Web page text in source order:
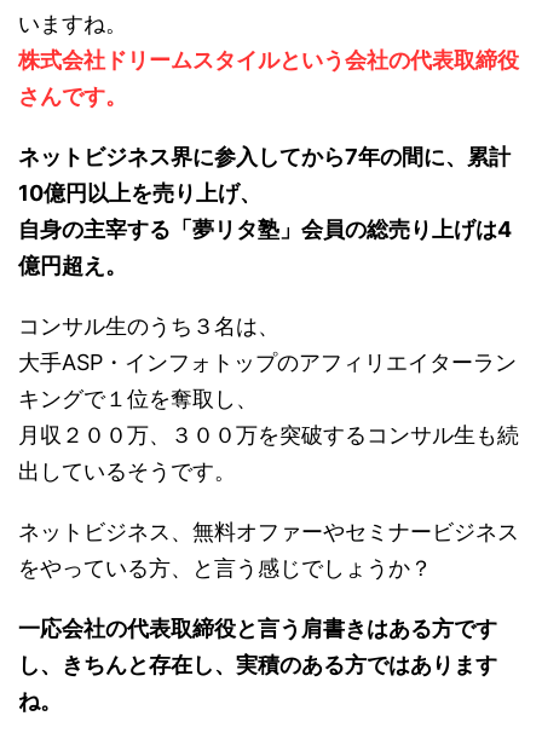
いますね。
株式会社ドリームスタイルという会社の代表取締役
さんです。
ネットビジネス界に参入してから7年の間に、累計
10億円以上を売り上げ、
自身の主宰する「夢リタ塾」会員の総売り上げは4
億円超え。
コンサル生のうち３名は、
大手ASP・インフォトップのアフィリエイターラン
キングで１位を奪取し、
月収２００万、３００万を突破するコンサル生も続
出しているそうです。
ネットビジネス、無料オファーやセミナービジネス
をやっている方、と言う感じでしょうか？
一応会社の代表取締役と言う肩書きはある方です
し、きちんと存在し、実積のある方ではあります
ね。